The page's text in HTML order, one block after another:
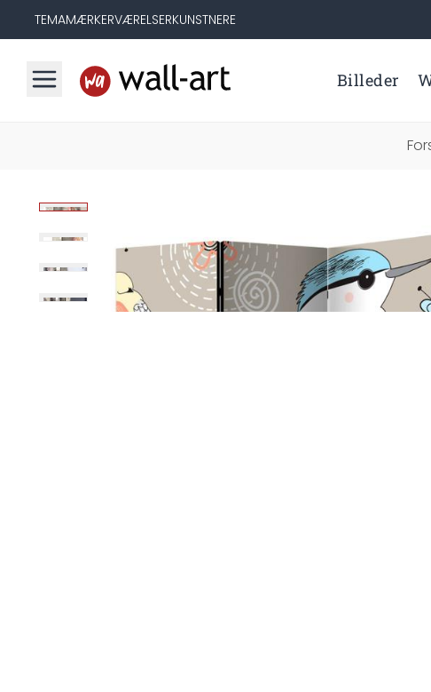
TEMAMÆRKERVÆRELSERKUNSTNERE
Billeder